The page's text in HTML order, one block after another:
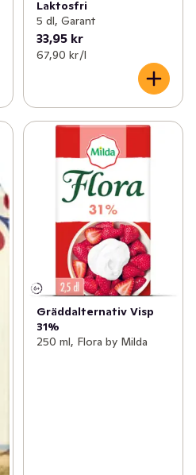
Laktosfri
5 dl, Garant
33,95 kr
67,90 kr /l
Gräddalternativ Visp
31%
250 ml, Flora by Milda